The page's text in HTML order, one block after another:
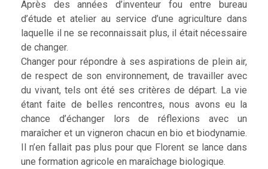
Après des années d’inventeur fou entre bureau
d’étude et atelier au service d’une agriculture dans
laquelle il ne se reconnaissait plus, il était nécessaire
de changer.
Changer pour répondre à ses aspirations de plein air,
de respect de son environnement, de travailler avec
du vivant, tels ont été ses critères de départ. La vie
étant faite de belles rencontres, nous avons eu la
chance d’échanger lors de réflexions avec un
maraîcher et un vigneron chacun en bio et biodynamie.
Il n’en fallait pas plus pour que Florent se lance dans
une formation agricole en maraîchage biologique.